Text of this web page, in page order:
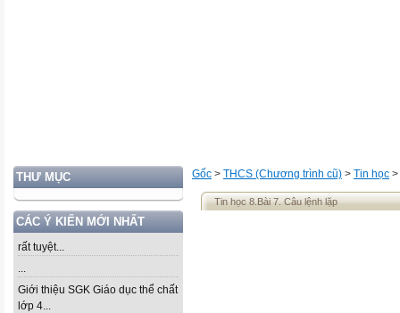
THƯ MỤC
CÁC Ý KIẾN MỚI NHẤT
rất tuyệt...
...
Giới thiệu SGK Giáo dục thể chất
lớp 4...
Gốc > THCS (Chương trình cũ) > Tin học >
Tin học 8.Bài 7. Câu lệnh lặp